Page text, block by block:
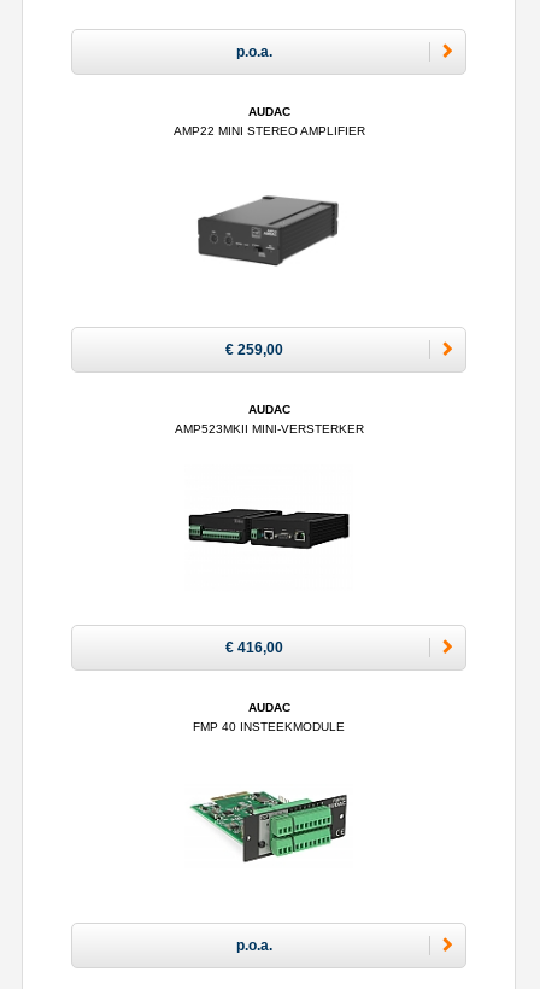
p.o.a.
AUDAC
AMP22 MINI STEREO AMPLIFIER
€ 259,00
AUDAC
AMP523MKII MINI-VERSTERKER
€ 416,00
AUDAC
FMP 40 INSTEEKMODULE
p.o.a.